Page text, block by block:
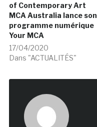
of Contemporary Art
MCA Australia lance son
programme numérique
Your MCA
17/04/2020
Dans "ACTUALITÉS"